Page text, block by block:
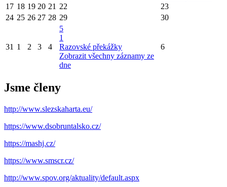
17 18 19 20 21 22
23
24 25 26 27 28 29 30
31 1 2 3 4
5
1
Razovské překážky
Zobrazit všechny záznamy ze
dne
6
Jsme členy
http://www.slezskaharta.eu/
https://www.dsobruntalsko.cz/
https://mashj.cz/
https://www.smscr.cz/
http://www.spov.org/aktuality/default.aspx